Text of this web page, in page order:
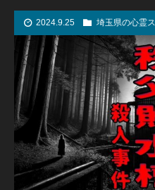
2024.9.25 埼玉県の心霊